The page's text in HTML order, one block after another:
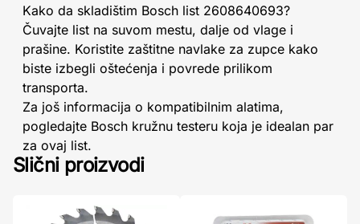
Kako da skladištim Bosch list 2608640693?
Čuvajte list na suvom mestu, dalje od vlage i
prašine. Koristite zaštitne navlake za zupce kako
biste izbegli oštećenja i povrede prilikom
transporta.
Za još informacija o kompatibilnim alatima,
pogledajte Bosch kružnu testeru koja je idealan par
za ovaj list.
Slični proizvodi